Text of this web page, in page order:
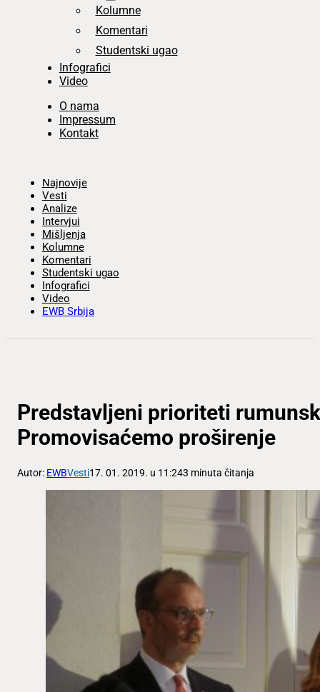
Kolumne
Komentari
Studentski ugao
Infografici
Video
O nama
Impressum
Kontakt
Najnovije
Vesti
Analize
Intervjui
Mišljenja
Kolumne
Komentari
Studentski ugao
Infografici
Video
EWB Srbija
Predstavljeni prioriteti
Promovisaćemo proširenje
Autor: EWBVesti17. 01. 2019. u 11:243 minuta čitanja